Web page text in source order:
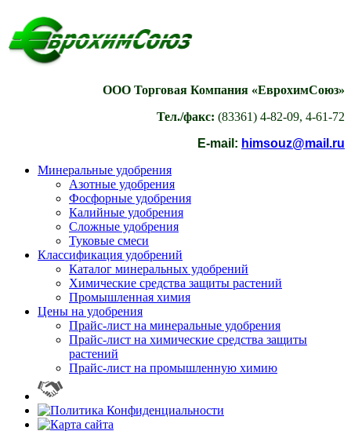
ООО Торговая Компания «ЕврохимСоюз»
Тел./факс: (83361) 4-82-09, 4-61-72
E-mail: himsouz@mail.ru
Минеральные удобрения
Азотные удобрения
Фосфорные удобрения
Калийные удобрения
Сложные удобрения
Туковые смеси
Классификация удобрений
Каталог минеральных удобрений
Химические средства защиты растений
Промышленная химия
Цены на удобрения
Прайс-лист на минеральные удобрения
Прайс-лист на химические средства защиты
растений
Прайс-лист на промышленную химию